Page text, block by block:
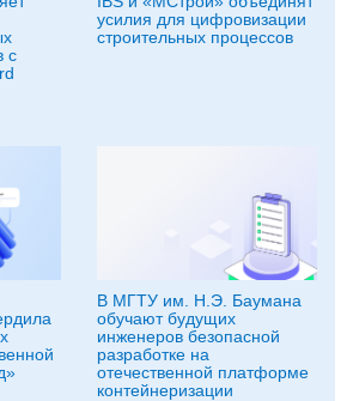
с
усилия для цифровизации
строительных процессов
В МГТУ им. Н.Э. Баумана
обучают будущих
инженеров безопасной
разработке на
отечественной платформе
контейнеризации